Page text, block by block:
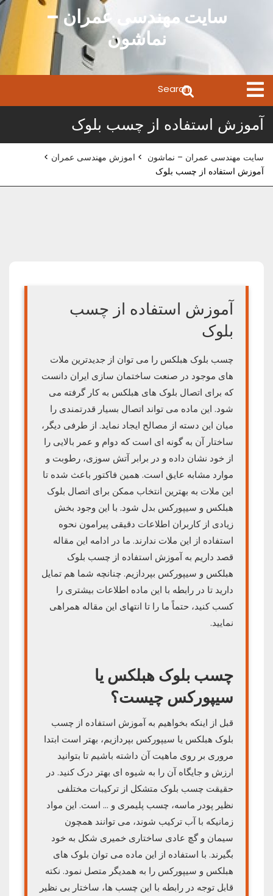
سایت مهندسی عمران –
نماشون
Open
Menu
for:
آموزش استفاده از چسب بلوک
سایت مهندسی عمران – نماشون > اموزش مهندسی عمران >
آموزش استفاده از چسب بلوک
آموزش استفاده از چسب
بلوک
چسب بلوک هبلکس را می توان از جدیدترین ملات
های موجود در صنعت ساختمان سازی ایران دانست
که برای اتصال بلوک های هبلکس به کار گرفته می
شود. این ماده می تواند اتصال بسیار قدرتمندی را
میان این دسته از مصالح ایجاد نماید. از طرفی دیگر،
ساختار آن به گونه ای است که دوام و عمر بالایی را
از خود نشان داده و در برابر آتش سوزی، رطوبت و
موارد مشابه عایق است. همین فاکتور باعث شده تا
این ملات به بهترین انتخاب ممکن برای اتصال بلوک
هبلکس و سیپورکس بدل شود. با این وجود بخش
زیادی از کاربران اطلاعات دقیقی پیرامون نحوه
استفاده از این ملات ندارند. ما در ادامه این مقاله
قصد داریم به آموزش استفاده از چسب بلوک
هبلکس و سیپورکس بپردازیم. چنانچه شما هم تمایل
دارید تا در رابطه با این ماده اطلاعات بیشتری را
کسب کنید، حتماً ما را تا انتهای این مقاله همراهی
نمایید.
چسب بلوک هبلکس یا
سیپورکس چیست؟
قبل از اینکه بخواهیم به آموزش استفاده از چسب
بلوک هبلکس یا سیپورکس بپردازیم، بهتر است ابتدا
مروری بر روی ماهیت آن داشته باشیم تا بتوانید
ارزش و جایگاه آن را به شیوه ای بهتر درک کنید. در
حقیقت چسب بلوک متشکل از ترکیبات مختلفی
نظیر پودر ماسه، چسب پلیمری و … است. این مواد
زمانیکه با آب ترکیب شوند، می توانند همچون
سیمان و گچ عادی ساختاری خمیری شکل به خود
بگیرند. با استفاده از این ماده می توان بلوک های
هبلکس و سیپورکس را به همدیگر متصل نمود. نکته
قابل توجه در رابطه با این چسب ها، ساختار بی نظیر